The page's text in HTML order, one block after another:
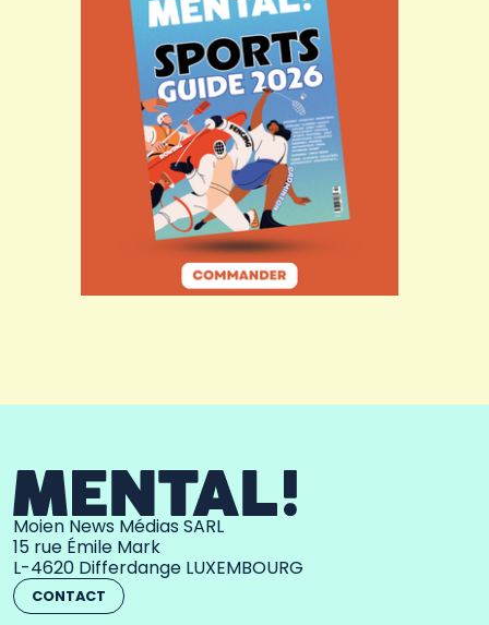
Moien News Médias SARL
15 rue Émile Mark
L-4620 Differdange LUXEMBOURG
CONTACT